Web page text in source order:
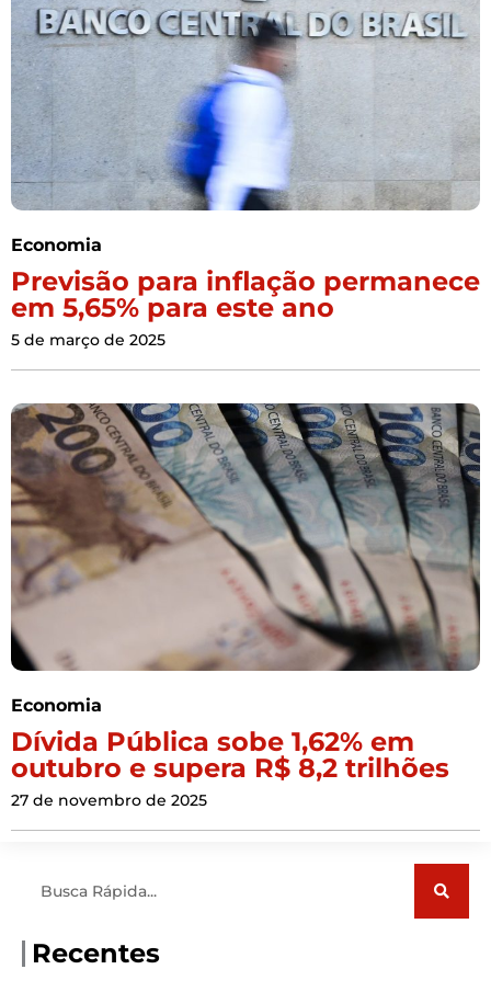
Economia
Previsão para inflação permanece
em 5,65% para este ano
5 de março de 2025
Economia
Dívida Pública sobe 1,62% em
outubro e supera R$ 8,2 trilhões
27 de novembro de 2025
Recentes